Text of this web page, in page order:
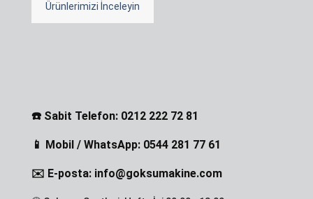
Ürünlerimizi İnceleyin
☎️ Sabit Telefon: 0212 222 72 81
📱 Mobil / WhatsApp: 0544 281 77 61
✉️ E-posta: info@goksumakine.com